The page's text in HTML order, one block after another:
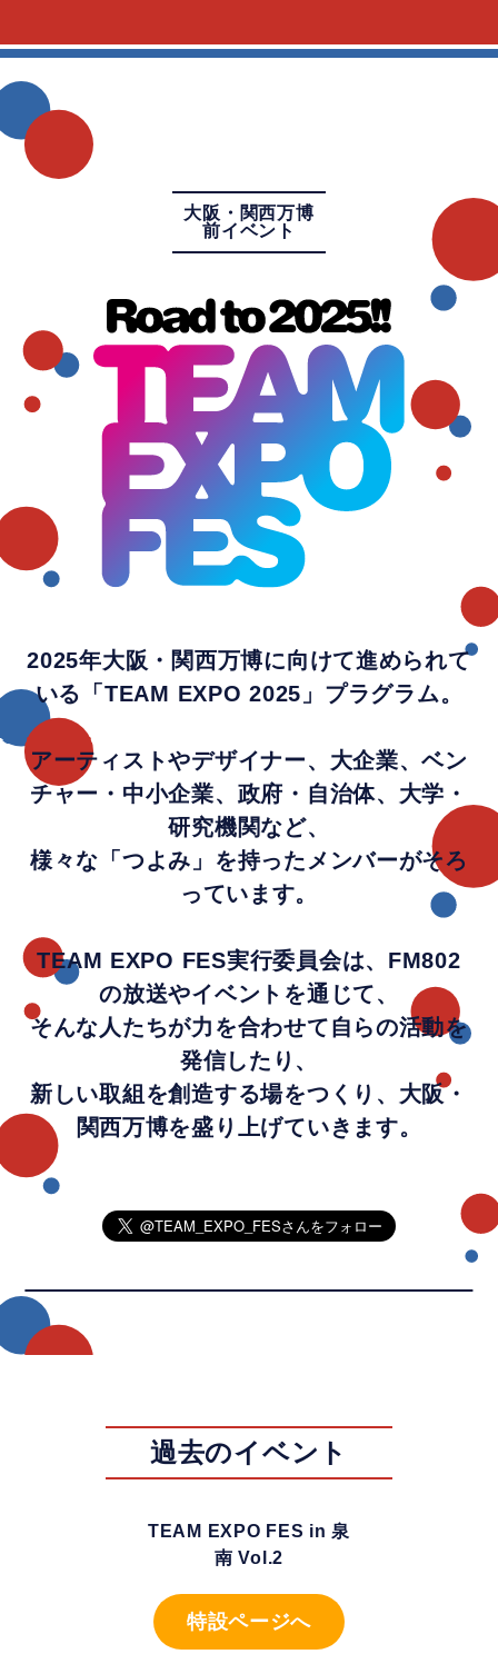
大阪・関西万博
前イベント
2025年大阪・関西万博に向けて進められて
いる「TEAM EXPO 2025」プラグラム。
アーティストやデザイナー、大企業、ベン
チャー・中小企業、政府・自治体、大学・
研究機関など、
様々な「つよみ」を持ったメンバーがそろ
っています。
TEAM EXPO FES実行委員会は、FM802
の放送やイベントを通じて、
そんな人たちが力を合わせて自らの活動を
発信したり、
新しい取組を創造する場をつくり、大阪・
関西万博を盛り上げていきます。
過去のイベント
TEAM EXPO FES in 泉
南 Vol.2
特設ページへ